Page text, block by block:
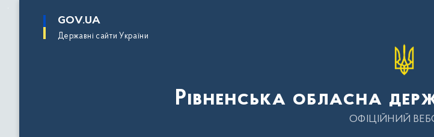
основного
GOV.UA
Державні сайти України
Рівненська обласна
ОФІЦІЙНИЙ